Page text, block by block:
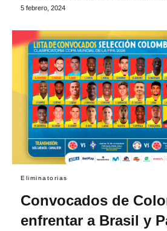
5 febrero, 2024
Eliminatorias
Convocados de
enfrentar a Brasil y